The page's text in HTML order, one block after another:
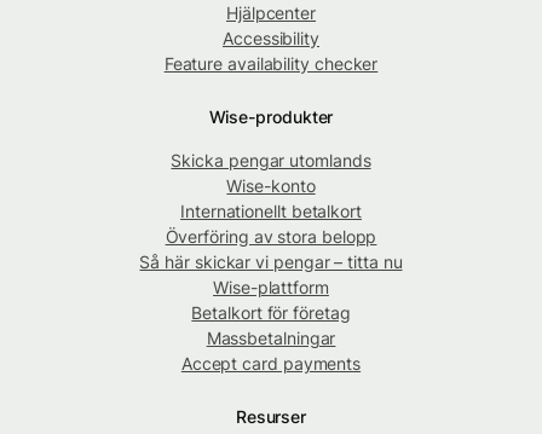
Hjälpcenter
Accessibility
Feature availability checker
Wise-produkter
Skicka pengar utomlands
Wise-konto
Internationellt betalkort
Överföring av stora belopp
Så här skickar vi pengar – titta nu
Wise-plattform
Betalkort för företag
Massbetalningar
Accept card payments
Resurser